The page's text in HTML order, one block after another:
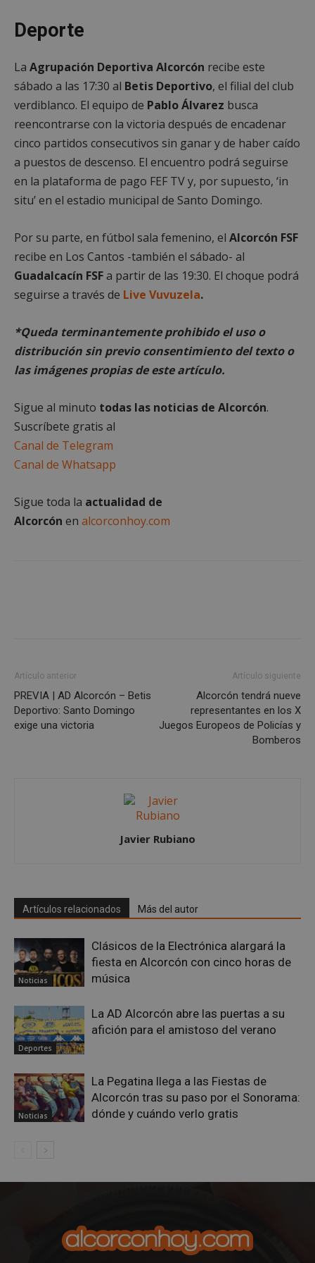
Deporte
La Agrupación Deportiva Alcorcón recibe este
sábado a las 17:30 al Betis Deportivo, el filial del club
verdiblanco. El equipo de Pablo Álvarez busca
reencontrarse con la victoria después de encadenar
cinco partidos consecutivos sin ganar y de haber caído
a puestos de descenso. El encuentro podrá seguirse
en la plataforma de pago FEF TV y, por supuesto, ‘in
situ’ en el estadio municipal de Santo Domingo.
Por su parte, en fútbol sala femenino, el Alcorcón FSF
recibe en Los Cantos -también el sábado- al
Guadalcacín FSFa partir de las 19:30. El choque podrá
seguirse a través de Live Vuvuzela.
*Queda terminantemente prohibido el uso o
distribución sin previo consentimiento del texto o
las imágenes propias de este artículo.
Sigue al minuto todas las noticias de Alcorcón.
Suscríbete gratis al
Canal de Telegram
Canal de Whatsapp
Sigue toda la actualidad de
Alcorcón en alcorconhoy.com
Artículo anterior
PREVIA | AD Alcorcón – Betis
Deportivo: Santo Domingo
exige una victoria
Artículo siguiente
Alcorcón tendrá nueve
representantes en los X
Juegos Europeos de Policías y
Bomberos
Javier Rubiano
Artículos relacionados Más del autor
Noticias
Clásicos de la Electrónica alargará la
fiesta en Alcorcón con cinco horas de
música
Deportes
La AD Alcorcón abre las puertas a su
afición para el amistoso del verano
Noticias
La Pegatina llega a las Fiestas de
Alcorcón tras su paso por el Sonorama:
dónde y cuándo verlo gratis
Cookies de
preferencias
Cookies de
funcionalidad
Cookies no clasificadas
Las cookies estrictamente necesarias permiten la
funcionalidad principal del sitio web, como el
inicio de sesión de usuario y la gestión de cuentas.
El sitio web no se puede utilizar correctamente sin
las cookies estrictamente necesarias.
Nombre
Dominio
PHPSESSID
AWSALBCORS
Amazon.com
Inc.
embed.bsky.app
1 semana
sp_landing
Spotify Inc.
.spotify.com
minutos
VISITOR_PRIVACY_METADATA
YouTube
.youtube.com
semanas